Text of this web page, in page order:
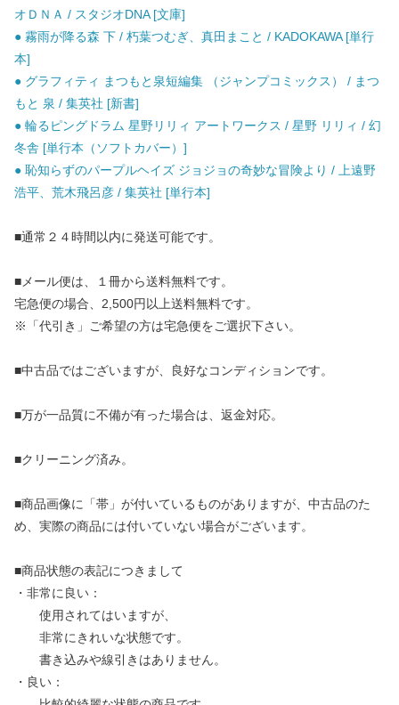
オＤＮＡ / スタジオDNA [文庫]
● 霧雨が降る森 下 / 朽葉つむぎ、真田まこと / KADOKAWA [単行
本]
● グラフィティ まつもと泉短編集 （ジャンプコミックス） / まつ
もと 泉 / 集英社 [新書]
● 輪るピングドラム 星野リリィ アートワークス / 星野 リリィ / 幻
冬舎 [単行本（ソフトカバー）]
● 恥知らずのパープルヘイズ ジョジョの奇妙な冒険より / 上遠野
浩平、荒木飛呂彦 / 集英社 [単行本]
■通常２４時間以内に発送可能です。
■メール便は、１冊から送料無料です。
宅急便の場合、2,500円以上送料無料です。
※「代引き」ご希望の方は宅急便をご選択下さい。
■中古品ではございますが、良好なコンディションです。
■万が一品質に不備が有った場合は、返金対応。
■クリーニング済み。
■商品画像に「帯」が付いているものがありますが、中古品のた
め、実際の商品には付いていない場合がございます。
■商品状態の表記につきまして
・非常に良い：
使用されてはいますが、
非常にきれいな状態です。
書き込みや線引きはありません。
・良い：